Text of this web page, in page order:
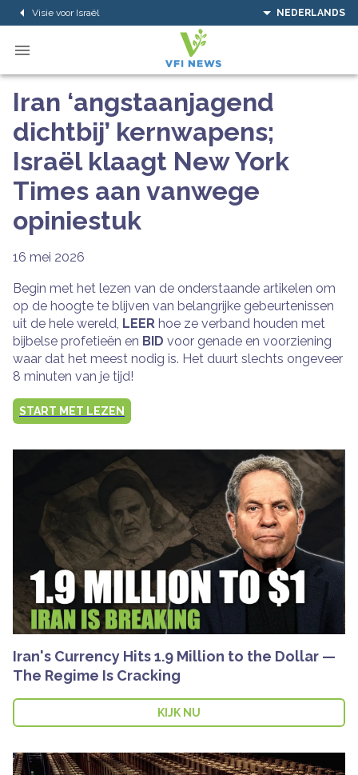
Visie voor Israël NEDERLANDS
Iran ‘angstaanjagend
dichtbij’ kernwapens;
Israël klaagt New York
Times aan vanwege
opiniestuk
16 mei 2026
Begin met het lezen van de onderstaande artikelen om
op de hoogte te blijven van belangrijke gebeurtenissen
uit de hele wereld, LEER hoe ze verband houden met
bijbelse profetieën en BID voor genade en voorziening
waar dat het meest nodig is. Het duurt slechts ongeveer
8 minuten van je tijd!
START MET LEZEN
Iran's Currency Hits 1.9 Million to the Dollar —
The Regime Is Cracking
KIJK NU